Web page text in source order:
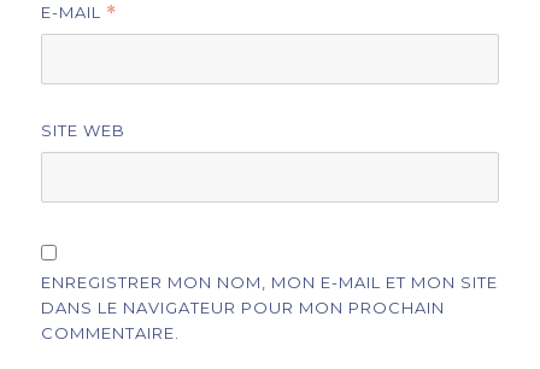
E-MAIL *
SITE WEB
ENREGISTRER MON NOM, MON E-MAIL ET MON SITE
DANS LE NAVIGATEUR POUR MON PROCHAIN
COMMENTAIRE.